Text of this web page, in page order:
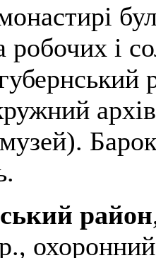
робочих і
район